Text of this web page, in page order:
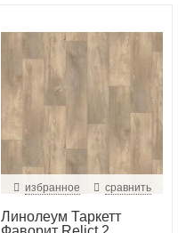
избранное сравнить
Линолеум Таркетт